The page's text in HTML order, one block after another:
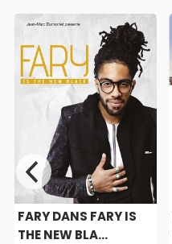
FARY DANS FARY IS
THE NEW BLA...